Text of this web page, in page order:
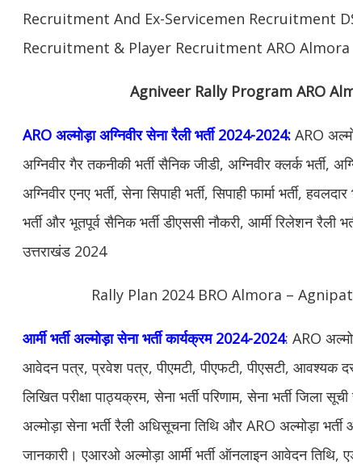
Recruitment And Ex-Servicemen Recruitment
Recruitment & Player Recruitment ARO
Agniveer Rally Program ARO
ARO अल्मोड़ा अग्निवीर सेना रैली भर्ती 2024-2024: ARO
अग्निवीर गैर तकनीकी भर्ती सैनिक जीडी, अग्निवीर क्लर्क भर्ती,
अग्निवीर एनए भर्ती, सेना सिपाही भर्ती, सिपाही फार्मा भर्ती,
भर्ती और भूतपूर्व सैनिक भर्ती डीएससी नौकरी, आर्मी रिलेशन रैली
उत्तराखंड 2024
Rally Plan 2024 BRO Almora –
आर्मी भर्ती अल्मोड़ा सेना भर्ती कार्यक्रम 2024-2024: ARO
आवेदन पत्र, प्रवेश पत्र, पीएमटी, पीएफटी, पीएसटी, आवश्यक
लिखित परीक्षा पाठ्यक्रम, सेना भर्ती परिणाम, सेना भर्ती जिला
अल्मोड़ा सेना भर्ती रैली अधिसूचना तिथि और ARO अल्मोड़ा भर्ती
जानकारी। एआरओ अल्मोड़ा आर्मी भर्ती ऑनलाइन आवेदन तिथि,